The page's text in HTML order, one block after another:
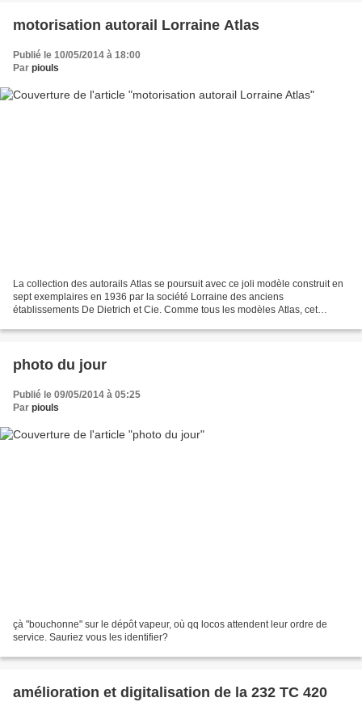
motorisation autorail Lorraine Atlas
Publié le 10/05/2014 à 18:00
Par piouls
La collection des autorails Atlas se poursuit avec ce joli modèle construit en
sept exemplaires en 1936 par la société Lorraine des anciens
établissements De Dietrich et Cie. Comme tous les modèles Atlas, cet
photo du jour
Publié le 09/05/2014 à 05:25
Par piouls
çà "bouchonne" sur le dépôt vapeur, où qq locos attendent leur ordre de
service. Sauriez vous les identifier?
amélioration et digitalisation de la 232 TC 420